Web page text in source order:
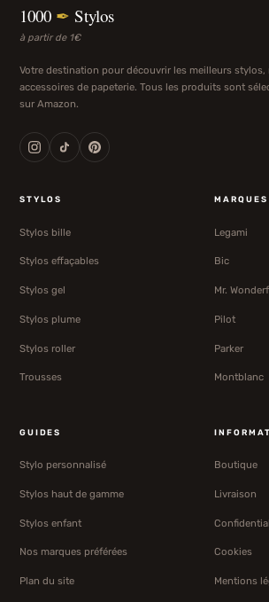
1000 ✒ Stylos
à partir de 1€
Votre destination pour découvrir les meilleurs stylos,
accessoires de papeterie. Tous les produits sont
sur Amazon.
STYLOS
Stylos bille
Stylos effaçables
Stylos gel
Stylos plume
Stylos roller
Trousses
MARQUES
Legami
Bic
Mr.
Pilot
Parker
Montblanc
GUIDES
Stylo personnalisé
Stylos haut de gamme
Stylos enfant
Nos marques préférées
Plan du site
Boutique
Livraison
Cookies
Mentions